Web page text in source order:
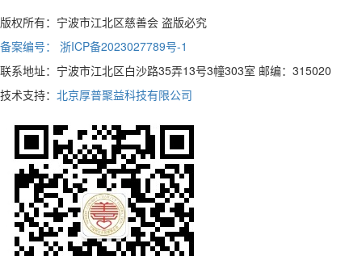
版权所有：宁波市江北区慈善会 盗版必究
备案编号： 浙ICP备2023027789号-1
联系地址：宁波市江北区白沙路35弄13号3幢303室 邮编：315020
技术支持： 北京厚普聚益科技有限公司